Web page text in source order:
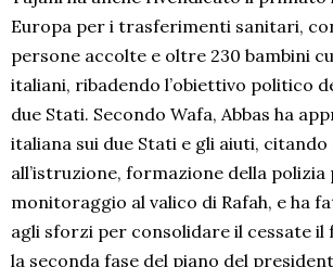
Europa per i trasferimenti sanitari,
persone accolte e oltre 230 bambini
italiani, ribadendo l’obiettivo politico
due Stati. Secondo Wafa, Abbas ha
italiana sui due Stati e gli aiuti,
all’istruzione, formazione della polizia
monitoraggio al valico di Rafah, e ha
agli sforzi per consolidare il cessate il
la seconda fase del piano del